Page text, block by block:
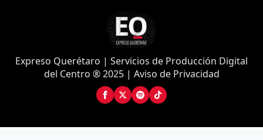
Expreso Querétaro | Servicios de Producción Digital
del Centro ® 2025 | Aviso de Privacidad